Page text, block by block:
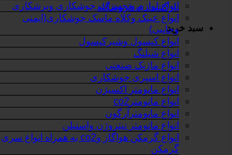
بازگشت به فروشگاه
سبد خرید
انواع لوازم وتجهیزات جوشکاری وبرشکاری
انواع عینک وکلاه ماسک جوشکاری(ایمنی
وجانبی)
انواع کپسول وشیرکپسول
انواع شیلنگ
انواع ماژیک صنعتی
انواع اسپری جوشکاری
انواع مانومتر اکسیژن
انواع مانومترco2
انواع مانومترآرگون
انواع مانومتر نیتروژن واستیلن
انواع گرمکن هواگاز وco2 به همراه انواع سری
گرمکن